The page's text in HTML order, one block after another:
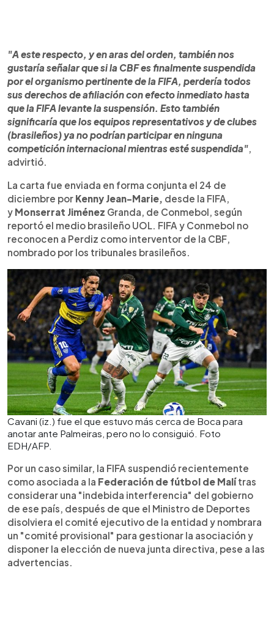
"A este respecto, y en aras del orden, también nos
gustaría señalar que si la CBF es finalmente suspendida
por el organismo pertinente de la FIFA, perdería todos
sus derechos de afiliación con efecto inmediato hasta
que la FIFA levante la suspensión. Esto también
significaría que los equipos representativos y de clubes
(brasileños) ya no podrían participar en ninguna
competición internacional mientras esté suspendida",
advirtió.
La carta fue enviada en forma conjunta el 24 de
diciembre por Kenny Jean-Marie, desde la FIFA,
y Monserrat Jiménez Granda, de Conmebol, según
reportó el medio brasileño UOL. FIFA y Conmebol no
reconocen a Perdiz como interventor de la CBF,
nombrado por los tribunales brasileños.
Cavani (iz.) fue el que estuvo más cerca de Boca para
anotar ante Palmeiras, pero no lo consiguió. Foto
EDH/AFP.
Por un caso similar, la FIFA suspendió recientemente
como asociada a la Federación de fútbol de Malítras
considerar una "indebida interferencia" del gobierno
de ese país, después de que el Ministro de Deportes
disolviera el comité ejecutivo de la entidad y nombrara
un "comité provisional" para gestionar la asociación y
disponer la elección de nueva junta directiva, pese a las
advertencias.